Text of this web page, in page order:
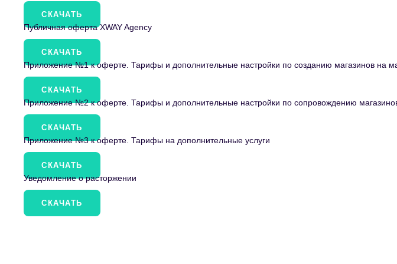
СКАЧАТЬ
Публичная оферта XWAY Agency
СКАЧАТЬ
Приложение №1 к оферте. Тарифы и дополнительные настройки по созданию магазинов на
СКАЧАТЬ
Приложение №2 к оферте. Тарифы и дополнительные настройки по сопровождению
СКАЧАТЬ
Приложение №3 к оферте. Тарифы на дополнительные услуги
СКАЧАТЬ
Уведомление о расторжении
СКАЧАТЬ